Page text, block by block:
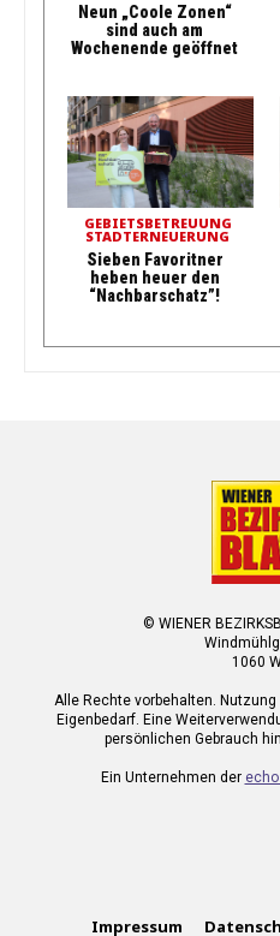
Neun „Coole Zonen“
sind auch am
Wochenende geöffnet
GEBIETSBETREUUNG
STADTERNEUERUNG
Sieben Favoritner
heben heuer den
“Nachbarschatz”!
© WIENER
1060
Alle Rechte vorbehalten.
Eigenbedarf. Eine
persönlichen Gebrauch
Ein Unternehmen der
Impressum